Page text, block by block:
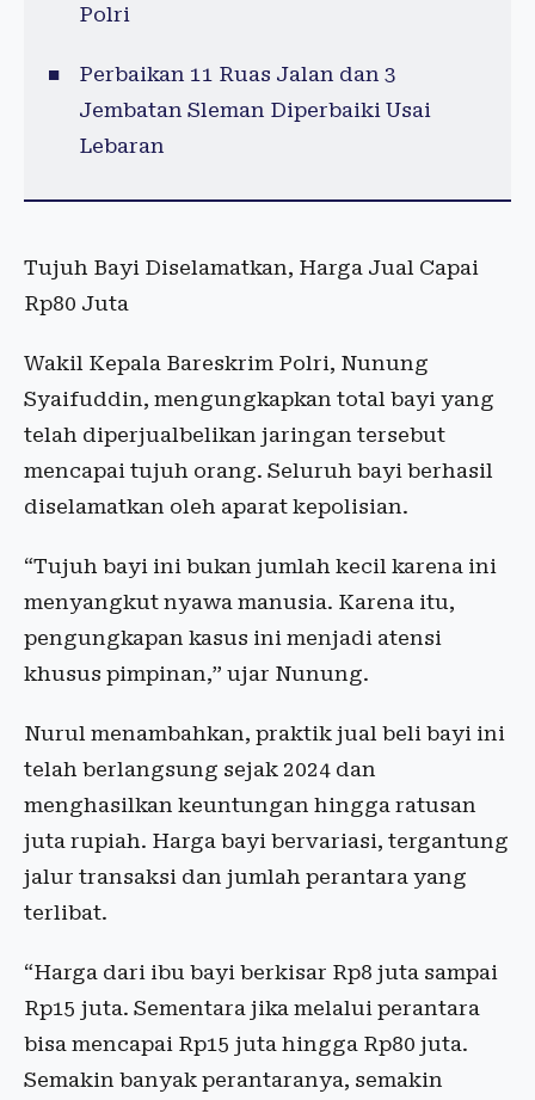
Polri
Perbaikan 11 Ruas Jalan dan 3
Jembatan Sleman Diperbaiki Usai
Lebaran
Tujuh Bayi Diselamatkan, Harga Jual Capai
Rp80 Juta
Wakil Kepala Bareskrim Polri, Nunung
Syaifuddin, mengungkapkan total bayi yang
telah diperjualbelikan jaringan tersebut
mencapai tujuh orang. Seluruh bayi berhasil
diselamatkan oleh aparat kepolisian.
“Tujuh bayi ini bukan jumlah kecil karena ini
menyangkut nyawa manusia. Karena itu,
pengungkapan kasus ini menjadi atensi
khusus pimpinan,” ujar Nunung.
Nurul menambahkan, praktik jual beli bayi ini
telah berlangsung sejak 2024 dan
menghasilkan keuntungan hingga ratusan
juta rupiah. Harga bayi bervariasi, tergantung
jalur transaksi dan jumlah perantara yang
terlibat.
“Harga dari ibu bayi berkisar Rp8 juta sampai
Rp15 juta. Sementara jika melalui perantara
bisa mencapai Rp15 juta hingga Rp80 juta.
Semakin banyak perantaranya, semakin